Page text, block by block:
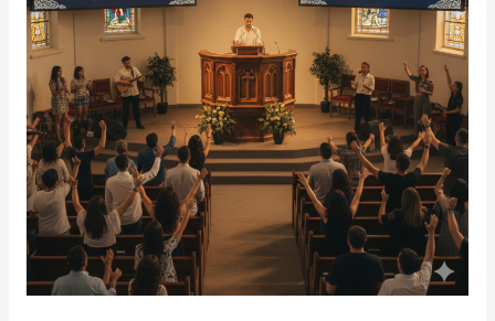
Versículos:
Inspirações
para
Iniciar
o
Culto
com
Poder
e
Reverência